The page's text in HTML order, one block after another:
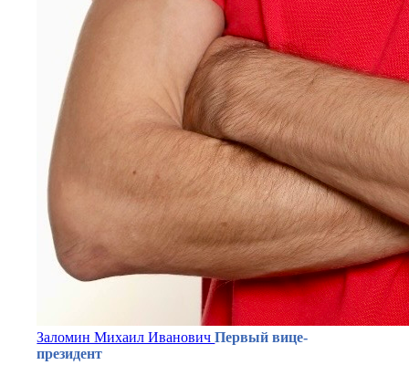
Заломин Михаил ИвановичПервый вице-
президент